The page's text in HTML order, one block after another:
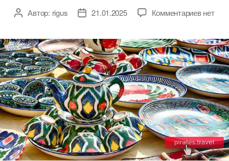
АвторАвтор: rigus
Дата21.01.2025 Комментариевк
Москвы
в
от
15600₽
туда-
обратно
нет